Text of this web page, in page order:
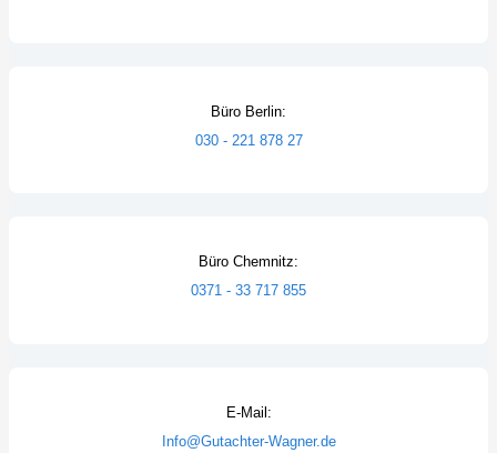
Büro Berlin:
030 - 221 878 27
Büro Chemnitz:
0371 - 33 717 855
E-Mail:
Info@Gutachter-Wagner.de